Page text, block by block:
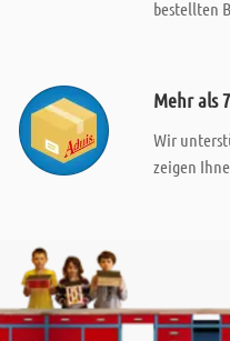
bestellten
Mehr als
Wir
zeigen